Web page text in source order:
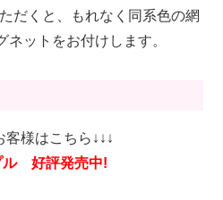
だくと、もれなく同系色の網
ットをお付けします。
客様はこちら↓↓↓
好評発売中!